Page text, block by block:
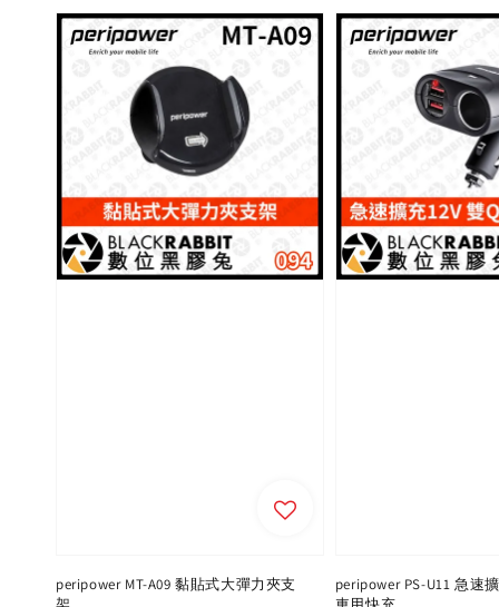
peripower MT-A09 黏貼式大彈力夾支
peripower PS-U11 急速